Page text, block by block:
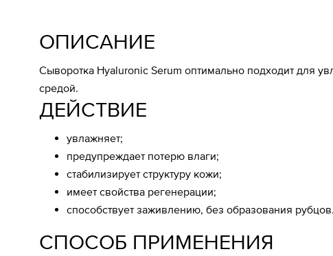
ОПИСАНИЕ
Сыворотка Hyaluronic Serum оптимально подходит для
средой.
ДЕЙСТВИЕ
увлажняет;
предупреждает потерю влаги;
стабилизирует структуру кожи;
имеет свойства регенерации;
способствует заживлению, без образования рубцов.
СПОСОБ ПРИМЕНЕНИЯ